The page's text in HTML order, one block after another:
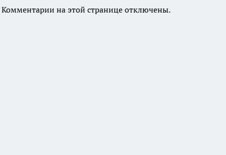
Комментарии на этой странице отключены.